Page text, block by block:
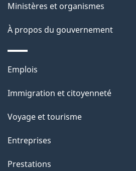
p
a
Ministères et organismes
À propos du gouvernement
Thèmes
sujets
Emplois
Immigration et citoyenneté
Voyage et tourisme
Entreprises
Prestations